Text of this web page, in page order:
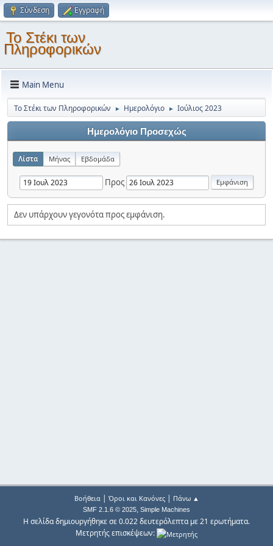
Σύνδεση Εγγραφή
Το Στέκι των
Πληροφορικών
Main Menu
Το Στέκι των Πληροφορικών ► Ημερολόγιο ► Ιούλιος 2023
Ημερολόγιο Προσεχώς
Λίστα Μήνας Εβδομάδα
Προς
Δεν υπάρχουν γεγονότα προς εμφάνιση.
Βοήθεια| Όροι και Κανόνες| Πάνω ▲
SMF 2.1.6 © 2025, Simple Machines
Η σελίδα δημιουργήθηκε σε 0.022 δευτερόλεπτα με 21 ερωτήματα.
Μετρητής επισκέψεων: